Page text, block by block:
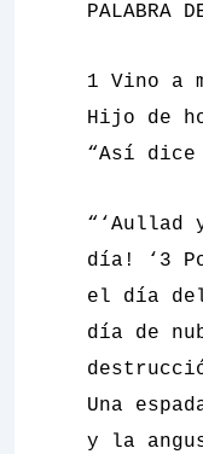
PALABRA
1 Vino a
Hijo de
“Así dice
“‘Aullad
día! ‘3
el día del
día de
Una
y la